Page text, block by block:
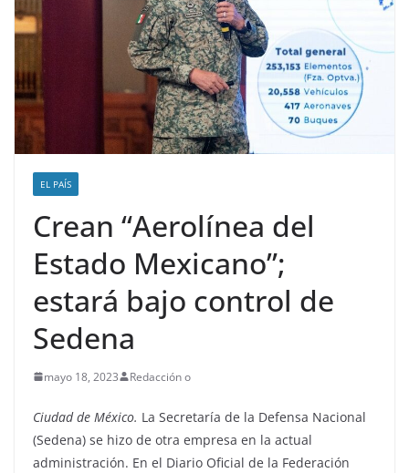
EL PAÍS
Crean “Aerolínea del
Estado Mexicano”;
estará bajo control de
Sedena
mayo 18, 2023 Redacción o
Ciudad de México. La Secretaría de la Defensa Nacional
(Sedena) se hizo de otra empresa en la actual
administración. En el Diario Oficial de la Federación